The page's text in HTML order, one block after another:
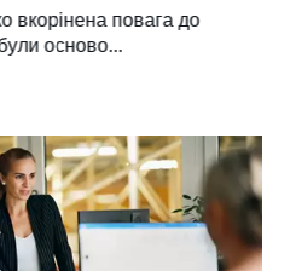
вкорінена повага до
осново